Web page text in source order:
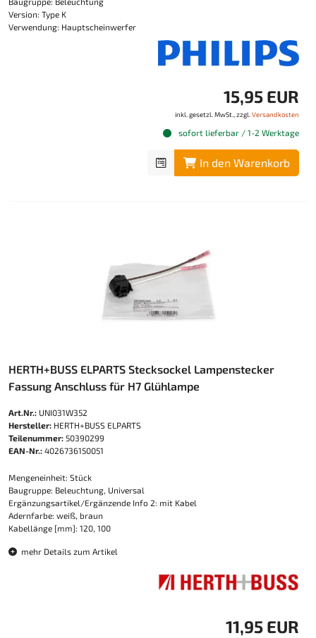
Version: Type K
Verwendung: Hauptscheinwerfer
15,95 EUR
inkl. gesetzl. MwSt., zzgl. Versandkosten
sofort lieferbar / 1-2 Werktage
In den Warenkorb
HERTH+BUSS ELPARTS Stecksockel Lampenstecker
Fassung Anschluss für H7 Glühlampe
Art.Nr.: UNI031W352
Hersteller: HERTH+BUSS ELPARTS
Teilenummer: 50390299
EAN-Nr.: 4026736150051
Mengeneinheit: Stück
Baugruppe: Beleuchtung, Universal
Ergänzungsartikel/Ergänzende Info 2: mit Kabel
Adernfarbe: weiß, braun
Kabellänge [mm]: 120, 100
mehr Details zum Artikel
11,95 EUR